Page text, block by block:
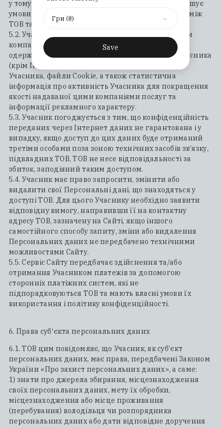
у тому випадку, якщо на думку ТОВ, Учасник порушує
умови даної Угоди та/або інших договорів і угод між
ТОВ та Учасником.
5.2. Учасник дозволяє ТОВ надавати дозвіл іншим
компаніям, з якими ТОВ уклала відповідні угоди,
одержувати, зберігати та обробляти дані про Учасника
(крім Персональних даних), такі як IP-адреса
Учасника, файли Сookie, а також статистична
інформація про активність Учасника для покращення
якості надаваної цими компаніями послуг та
інформації рекламного характеру.
5.3. Учасник погоджується з тим, що конфіденційність
переданих через Інтернет даних не гарантована і у
випадку, якщо доступ до цих даних буде отриманий
третіми особами поза зоною технічних засобів зв’язку,
підвладних ТОВ, ТОВ не несе відповідальності за
збиток, заподіяний таким доступом.
5.4. Учасник має право запросити, змінити або
видалити свої Персональні дані, що знаходяться у
доступі ТОВ. Для цього Учаснику необхідно заявити
відповідну вимогу, направивши її на контактну
адресу ТОВ, зазначену на Сайті, якщо іншого
самостійного способу запиту, зміни або видалення
Персональних даних не передбачено технічними
можливостями Сайту.
5.5. Сервіс Сайту передбачає здійснення та/або
отримання Учасником платежів за допомогою
сторонніх платіжних систем, які не
підпорядковуються ТОВ та мають власні умови їх
використання і політику конфіденційності.
6. Права суб՚єкта персональних даних
6.1. ТОВ цим повідомляє, що Учасник, як суб’єкт
персональних даних, має права, передбачені Законом
України «Про захист персональних даних», а саме:
1) знати про джерела збирання, місцезнаходження
своїх персональних даних, мету їх обробки,
місцезнаходження або місце проживання
(перебування) володільця чи розпорядника
персональних даних або дати відповідне доручення
Грн (₴)
Save